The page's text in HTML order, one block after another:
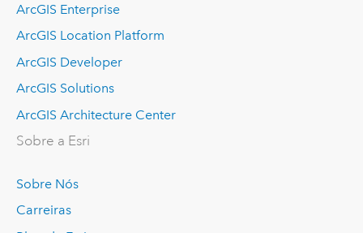
ArcGIS Enterprise
ArcGIS Location Platform
ArcGIS Developer
ArcGIS Solutions
ArcGIS Architecture Center
Sobre a Esri
Sobre Nós
Carreiras